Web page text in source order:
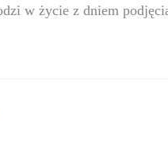
w życie z dniem